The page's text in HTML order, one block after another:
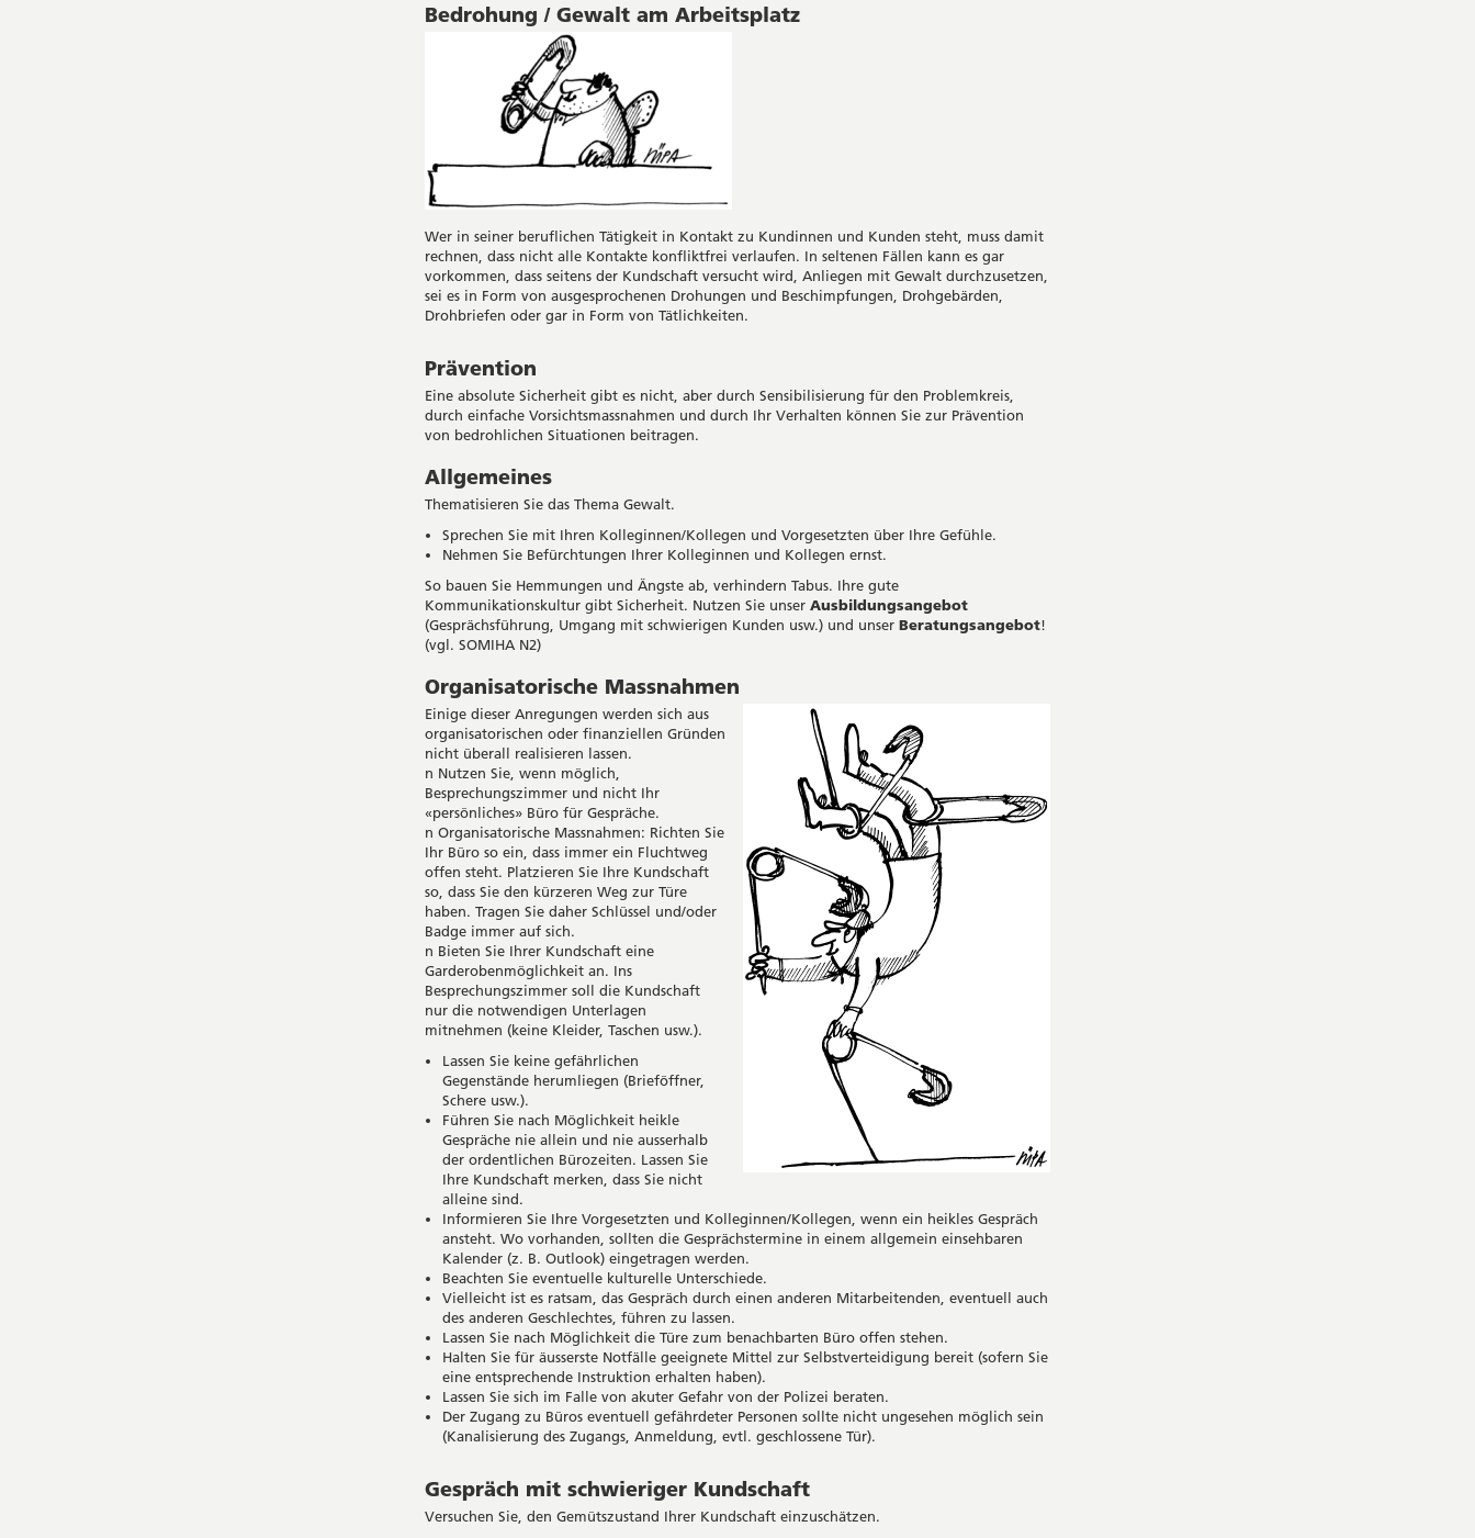
Bedrohung / Gewalt am Arbeitsplatz
Wer in seiner beruflichen Tätigkeit in Kontakt zu Kundinnen und Kunden steht, muss damit
rechnen, dass nicht alle Kontakte konfliktfrei verlaufen. In seltenen Fällen kann es gar
vorkommen, dass seitens der Kundschaft versucht wird, Anliegen mit Gewalt durchzusetzen,
sei es in Form von ausgesprochenen Drohungen und Beschimpfungen, Drohgebärden,
Drohbriefen oder gar in Form von Tätlichkeiten.
Prävention
Eine absolute Sicherheit gibt es nicht, aber durch Sensibilisierung für den Problemkreis,
durch einfache Vorsichtsmassnahmen und durch Ihr Verhalten können Sie zur Prävention
von bedrohlichen Situationen beitragen.
Allgemeines
Thematisieren Sie das Thema Gewalt.
Sprechen Sie mit Ihren Kolleginnen/Kollegen und Vorgesetzten über Ihre Gefühle.
Nehmen Sie Befürchtungen Ihrer Kolleginnen und Kollegen ernst.
So bauen Sie Hemmungen und Ängste ab, verhindern Tabus. Ihre gute
Kommunikationskultur gibt Sicherheit. Nutzen Sie unser Ausbildungsangebot
(Gesprächsführung, Umgang mit schwierigen Kunden usw.) und unser Beratungsangebot!
(vgl. SOMIHA N2)
Organisatorische Massnahmen
Einige dieser Anregungen werden sich aus
organisatorischen oder finanziellen Gründen
nicht überall realisieren lassen.
n Nutzen Sie, wenn möglich,
Besprechungszimmer und nicht Ihr
«persönliches» Büro für Gespräche.
n Organisatorische Massnahmen: Richten Sie
Ihr Büro so ein, dass immer ein Fluchtweg
offen steht. Platzieren Sie Ihre Kundschaft
so, dass Sie den kürzeren Weg zur Türe
haben. Tragen Sie daher Schlüssel und/oder
Badge immer auf sich.
n Bieten Sie Ihrer Kundschaft eine
Garderobenmöglichkeit an. Ins
Besprechungszimmer soll die Kundschaft
nur die notwendigen Unterlagen
mitnehmen (keine Kleider, Taschen usw.).
Lassen Sie keine gefährlichen
Gegenstände herumliegen (Brieföffner,
Schere usw.).
Führen Sie nach Möglichkeit heikle
Gespräche nie allein und nie ausserhalb
der ordentlichen Bürozeiten. Lassen Sie
Ihre Kundschaft merken, dass Sie nicht
alleine sind.
Informieren Sie Ihre Vorgesetzten und Kolleginnen/Kollegen, wenn ein heikles Gespräch
ansteht. Wo vorhanden, sollten die Gesprächstermine in einem allgemein einsehbaren
Kalender (z. B. Outlook) eingetragen werden.
Beachten Sie eventuelle kulturelle Unterschiede.
Vielleicht ist es ratsam, das Gespräch durch einen anderen Mitarbeitenden, eventuell auch
des anderen Geschlechtes, führen zu lassen.
Lassen Sie nach Möglichkeit die Türe zum benachbarten Büro offen stehen.
Halten Sie für äusserste Notfälle geeignete Mittel zur Selbstverteidigung bereit (sofern Sie
eine entsprechende Instruktion erhalten haben).
Lassen Sie sich im Falle von akuter Gefahr von der Polizei beraten.
Der Zugang zu Büros eventuell gefährdeter Personen sollte nicht ungesehen möglich sein
(Kanalisierung des Zugangs, Anmeldung, evtl. geschlossene Tür).
Gespräch mit schwieriger Kundschaft
Versuchen Sie, den Gemütszustand Ihrer Kundschaft einzuschätzen.